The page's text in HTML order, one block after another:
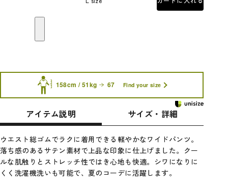
158cm / 51kg 67 Find your size
アイテム説明 サイズ・詳細
ウエスト総ゴムでラクに着用できる軽やかなワイドパンツ。
落ち感のあるサテン素材で上品な印象に仕上げました。クー
ルな肌触りとストレッチ性ではき心地も快適。シワになりに
くく洗濯機洗いも可能で、夏のコーデに活躍します。